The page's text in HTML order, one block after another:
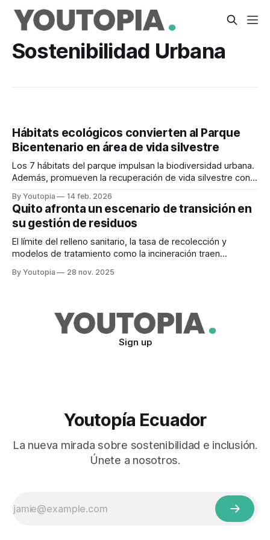
Sostenibilidad Urbana
Hábitats ecológicos convierten al Parque
Bicentenario en área de vida silvestre
Los 7 hábitats del parque impulsan la biodiversidad urbana.
Además, promueven la recuperación de vida silvestre con
By Youtopia 14 feb. 2026
Quito afronta un escenario de transición en
su gestión de residuos
El límite del relleno sanitario, la tasa de recolección y
modelos de tratamiento como la incineración traen
By Youtopia 28 nov. 2025
Sign up
Youtopía Ecuador
La nueva mirada sobre sostenibilidad e inclusión.
Únete a nosotros.